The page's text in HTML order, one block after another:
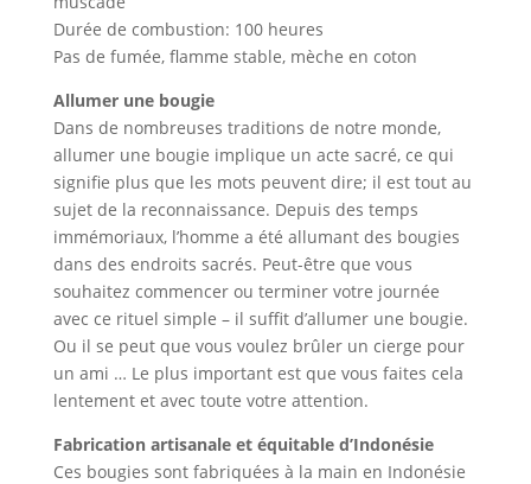
Durée de combustion: 100 heures
Pas de fumée, flamme stable, mèche en coton
Allumer une bougie
Dans de nombreuses traditions de notre monde,
allumer une bougie implique un acte sacré, ce qui
signifie plus que les mots peuvent dire; il est tout au
sujet de la reconnaissance. Depuis des temps
immémoriaux, l’homme a été allumant des bougies
dans des endroits sacrés. Peut-être que vous
souhaitez commencer ou terminer votre journée
avec ce rituel simple – il suffit d’allumer une bougie.
Ou il se peut que vous voulez brûler un cierge pour
un ami … Le plus important est que vous faites cela
lentement et avec toute votre attention.
Fabrication artisanale et équitable d’Indonésie
Ces bougies sont fabriquées à la main en Indonésie